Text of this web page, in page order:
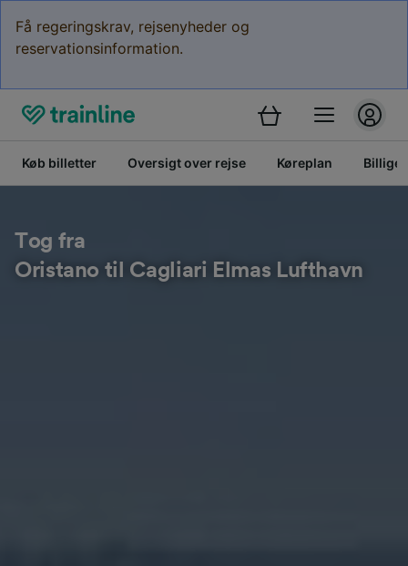
Få regeringskrav, rejsenyheder og
reservationsinformation.
Køb billetter Oversigt over rejse Køreplan Billige
Tog fra
Oristano til Cagliari Elmas Lufthavn